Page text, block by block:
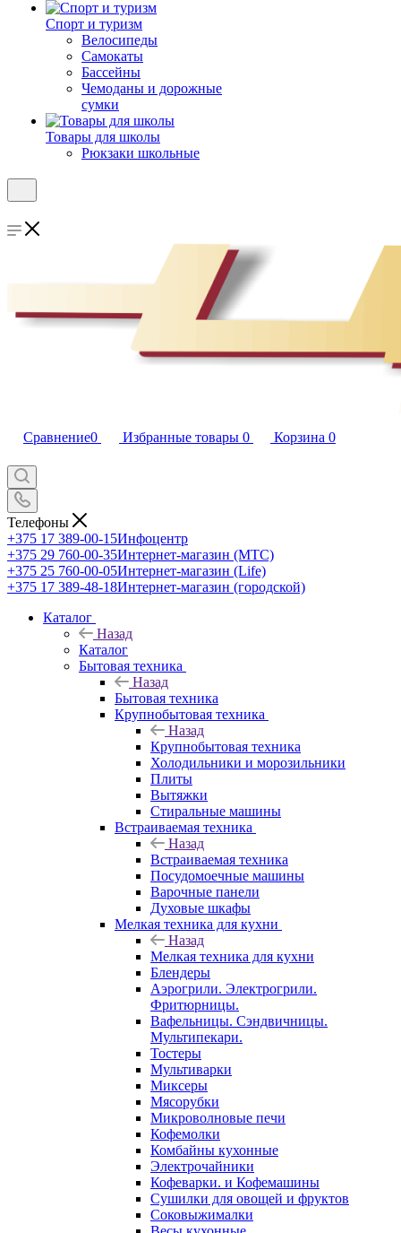
Спорт и туризм
Велосипеды
Самокаты
Бассейны
Чемоданы и дорожные
сумки
Товары для школы
Рюкзаки школьные
Сравнение0 Избранные товары 0 Корзина 0
Телефоны
+375 17 389-00-15Инфоцентр
+375 29 760-00-35Интернет-магазин (МТС)
+375 25 760-00-05Интернет-магазин (Life)
+375 17 389-48-18Интернет-магазин (городской)
Каталог
Назад
Каталог
Бытовая техника
Назад
Бытовая техника
Крупнобытовая техника
Назад
Крупнобытовая техника
Холодильники и морозильники
Плиты
Вытяжки
Стиральные машины
Встраиваемая техника
Назад
Встраиваемая техника
Посудомоечные машины
Варочные панели
Духовые шкафы
Мелкая техника для кухни
Назад
Мелкая техника для кухни
Блендеры
Аэрогрили. Электрогрили.
Фритюрницы.
Вафельницы. Сэндвичницы.
Мультипекари.
Тостеры
Мультиварки
Миксеры
Мясорубки
Микроволновые печи
Кофемолки
Комбайны кухонные
Электрочайники
Кофеварки. и Кофемашины
Сушилки для овощей и фруктов
Соковыжималки